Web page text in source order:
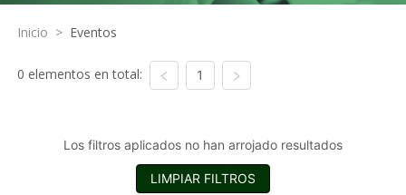
Inicio > Eventos
0 elementos en total: 1
Los filtros aplicados no han arrojado resultados
LIMPIAR FILTROS